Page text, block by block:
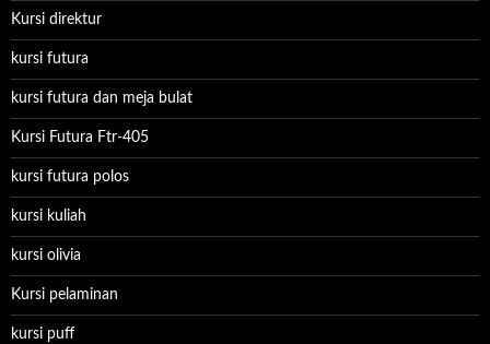
Kursi direktur
kursi futura
kursi futura dan meja bulat
Kursi Futura Ftr-405
kursi futura polos
kursi kuliah
kursi olivia
Kursi pelaminan
kursi puff